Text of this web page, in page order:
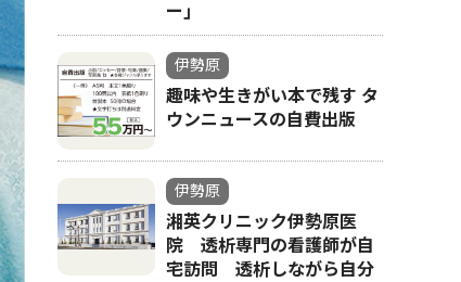
ー｣
伊勢原
趣味や生きがい本で残す タ
ウンニュースの自費出版
伊勢原
湘英クリニック伊勢原医
院 透析専門の看護師が自
宅訪問 透析しながら自分